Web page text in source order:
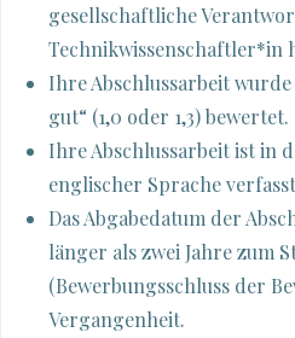
gesellschaftliche
Technikwissenschaftler*in
Ihre Abschlussarbeit
gut“ (1,0 oder 1,3) bewertet.
Ihre Abschlussarbeit ist in
englischer Sprache
Das Abgabedatum der
länger als zwei Jahre zum
(Bewerbungsschluss der
Vergangenheit.